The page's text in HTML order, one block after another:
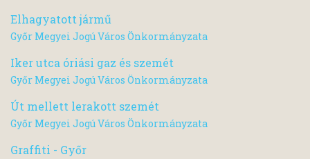
Elhagyatott jármű
Győr Megyei Jogú Város Önkormányzata
Iker utca óriási gaz és szemét
Győr Megyei Jogú Város Önkormányzata
Út mellett lerakott szemét
Győr Megyei Jogú Város Önkormányzata
Graffiti - Győr